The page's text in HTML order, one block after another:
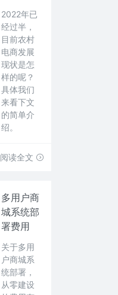
2022年已
经过半，
目前农村
电商发展
现状是怎
样的呢？
具体我们
来看下文
的简单介
绍。
阅读全文
多用户商
城系统部
署费用
关于多用
户商城系
统部署，
从零建设